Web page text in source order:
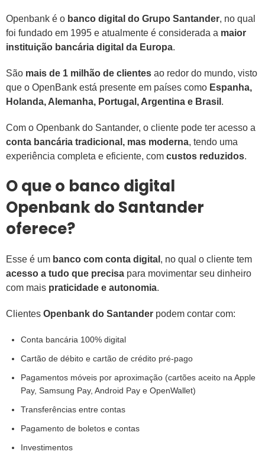
Openbank é o banco digital do Grupo Santander, no qual
foi fundado em 1995 e atualmente é considerada a maior
instituição bancária digital da Europa.
São mais de 1 milhão de clientes ao redor do mundo, visto
que o OpenBank está presente em países como Espanha,
Holanda, Alemanha, Portugal, Argentina e Brasil .
Com o Openbank do Santander, o cliente pode ter acesso a
conta bancária tradicional, mas moderna, tendo uma
experiência completa e eficiente, com custos reduzidos.
O que o banco digital
Openbank do Santander
oferece?
Esse é um banco com conta digital , no qual o cliente tem
acesso a tudo que precisa para movimentar seu dinheiro
com mais praticidade e autonomia.
Clientes Openbank do Santander podem contar com:
Conta bancária 100% digital
Cartão de débito e cartão de crédito pré-pago
Pagamentos móveis por aproximação (cartões aceito na Apple
Pay, Samsung Pay, Android Pay e OpenWallet)
Transferências entre contas
Pagamento de boletos e contas
Investimentos